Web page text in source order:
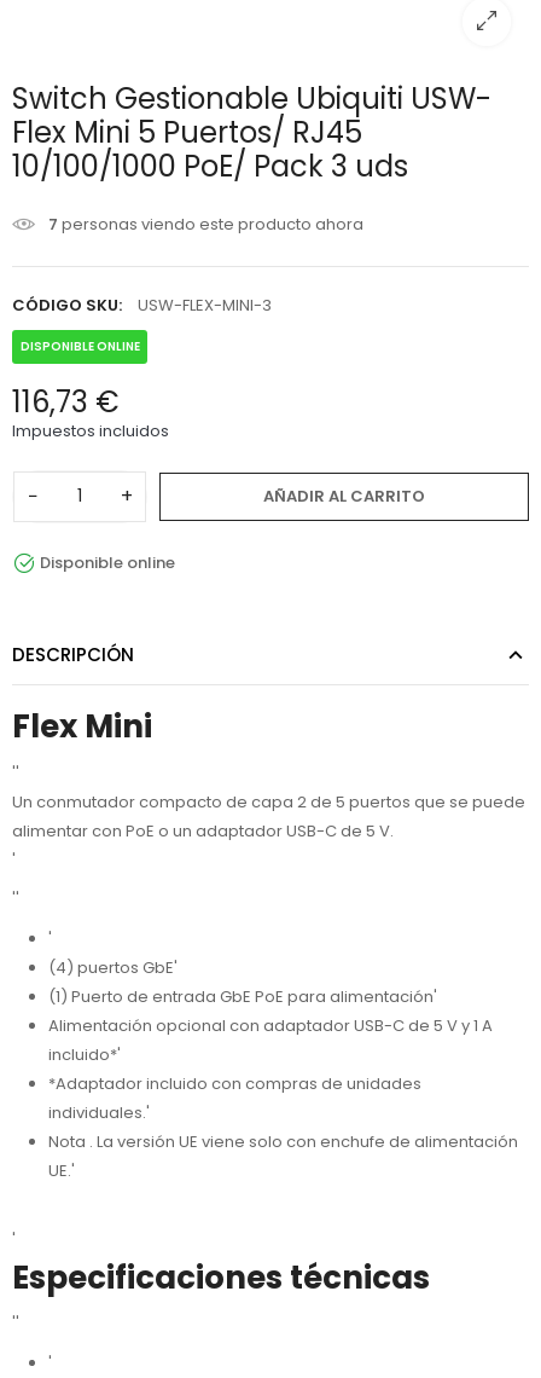
Switch Gestionable Ubiquiti USW-
Flex Mini 5 Puertos/ RJ45
10/100/1000 PoE/ Pack 3 uds
7 personas viendo este producto ahora
CÓDIGO SKU: USW-FLEX-MINI-3
DISPONIBLE ONLINE
116,73 €
Impuestos incluidos
− + AÑADIR AL CARRITO
Disponible online
DESCRIPCIÓN
Flex Mini
''
Un conmutador compacto de capa 2 de 5 puertos que se puede
alimentar con PoE o un adaptador USB-C de 5 V.
'
''
'
(4) puertos GbE'
(1) Puerto de entrada GbE PoE para alimentación'
Alimentación opcional con adaptador USB-C de 5 V y 1 A
incluido*'
*Adaptador incluido con compras de unidades
individuales.'
Nota . La versión UE viene solo con enchufe de alimentación
UE.'
'
Especificaciones técnicas
''
'